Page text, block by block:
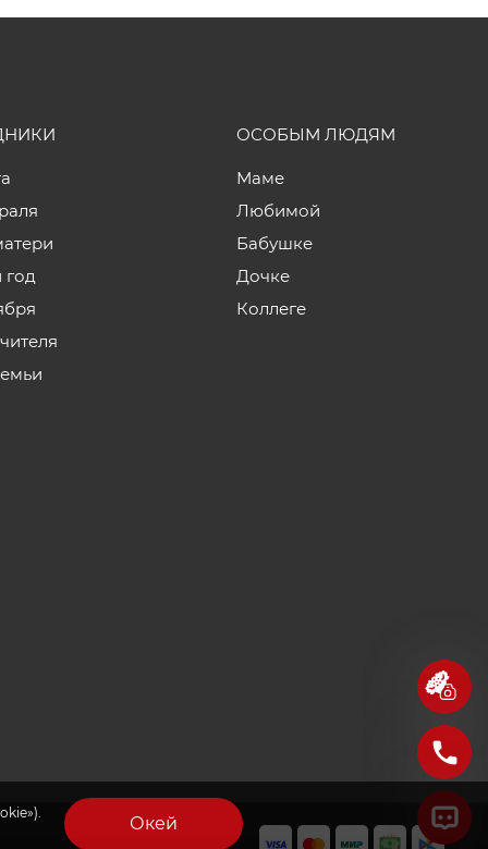
Окей
ОСОБЫМ ЛЮДЯМ
Маме
Любимой
Бабушке
Дочке
Коллеге